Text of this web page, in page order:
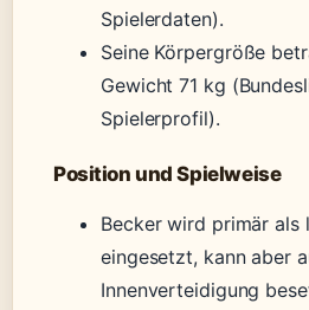
Spielerdaten).
Seine Körpergröße
Gewicht 71 kg
Spielerprofil).
Position und Spielweise
Becker wird primär als
eingesetzt, kann aber
Innenverteidigung